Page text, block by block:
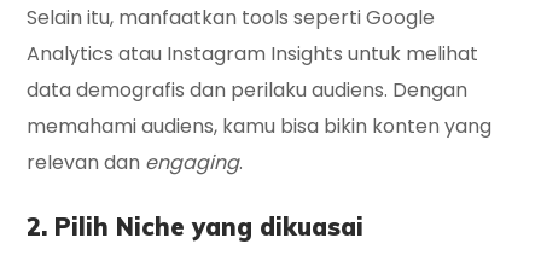
Selain itu, manfaatkan tools seperti Google
Analytics atau Instagram Insights untuk melihat
data demografis dan perilaku audiens. Dengan
memahami audiens, kamu bisa bikin konten yang
relevan dan engaging.
2. Pilih Niche yang dikuasai